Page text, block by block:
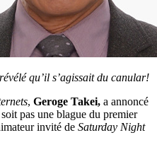
qu’il s’agissait du canular!
, Geroge Takei, a annoncé
pas une blague du premier
invité de Saturday Night